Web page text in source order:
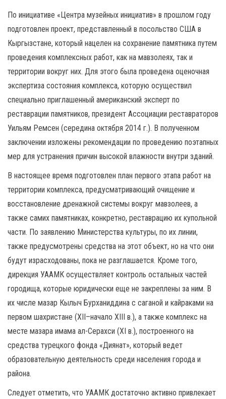
По инициативе «Центра музейных инициатив» в прошлом году
подготовлен проект, представленный в посольство США в
Кыргызстане, который нацелен на сохранение памятника путем
проведения комплексных работ, как на мавзолеях, так и
территории вокруг них. Для этого была проведена оценочная
экспертиза состояния комплекса, которую осуществил
специально приглашенный американский эксперт по
реставрации памятников, президент Ассоциации реставраторов
Уильям Ремсен (середина октября 2014 г.). В полученном
заключении изложены рекомендации по проведению поэтапных
мер для устранения причин высокой влажности внутри зданий.
В настоящее время подготовлен план первого этапа работ на
территории комплекса, предусматривающий очищение и
восстановление дренажной системы вокруг мавзолеев, а
также самих памятниках, конкретно, реставрацию их купольной
части. По заявлению Министерства культуры, по их линии,
также предусмотрены средства на этот объект, но на что они
будут израсходованы, пока не разглашается. Кроме того,
дирекция УААМК осуществляет контроль остальных частей
городища, которые юридически еще не закреплены за ним. В
их числе мазар Кылыч Бурханиддина с саганой и кайраками на
первом шахристане (ХII–начало ХIII в.), а также комплекс на
месте мазара имама ал-Серахси (ХI в.), построенного на
средства турецкого фонда «Диянат», который ведет
образовательную деятельность среди населения города и
района.
Следует отметить, что УААМК достаточно активно привлекает